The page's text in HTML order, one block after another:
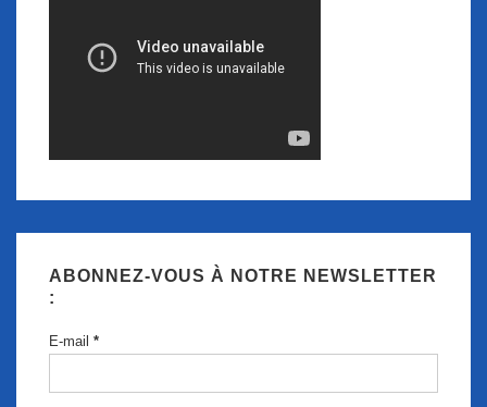
ABONNEZ-VOUS À NOTRE NEWSLETTER
:
E-mail *